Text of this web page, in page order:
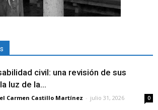
civil: una revisión de sus
luz de la...
Carmen Castillo Martínez - julio 31, 2026 0